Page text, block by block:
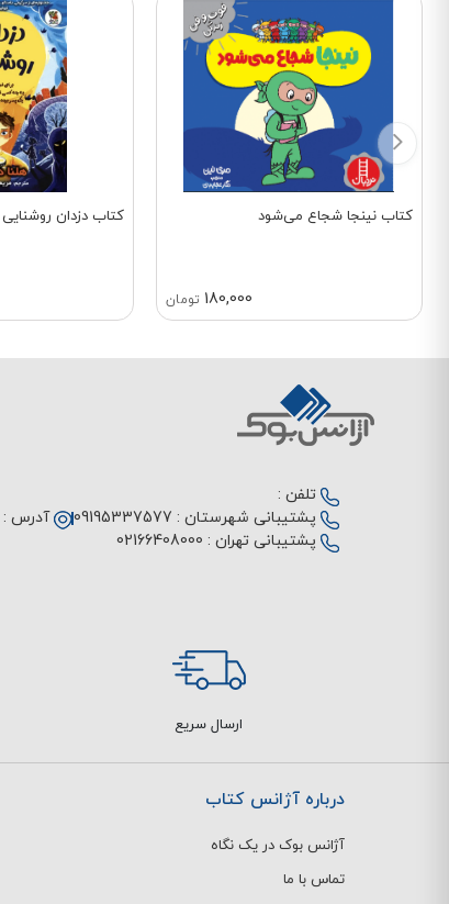
کتاب نینجا شجاع می‌شود
180,000 تومان
کتاب دزدان روشنایی
تلفن :
پشتیبانی شهرستان : 09195337577
پشتیبانی تهران : 02166408000
آدرس :
ارسال سریع
درباره آژانس کتاب
آژانس بوک در یک نگاه
تماس با ما